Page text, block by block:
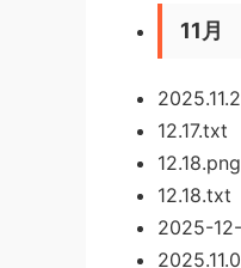
11月
12.17.txt
12.18.png
12.18.txt
2025-